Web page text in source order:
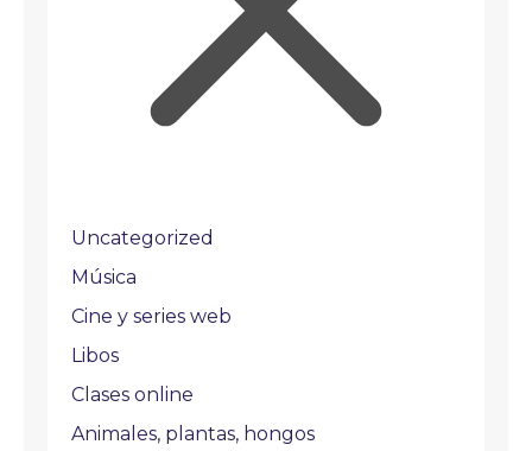
Uncategorized
Música
Cine y series web
Libos
Clases online
Animales, plantas, hongos